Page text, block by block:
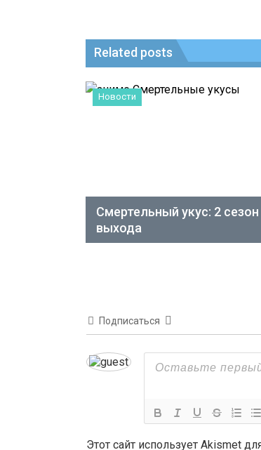
Related posts
Новости
Смертельный укус: 2
выхода
Подписаться
Этот сайт использует Akismet